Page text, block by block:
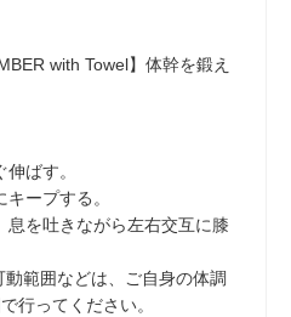
with Towel】体幹を鍛え
ばす。
ープする。
を吐きながら左右交互に膝
範囲などは、ご自身の体調
行ってください。